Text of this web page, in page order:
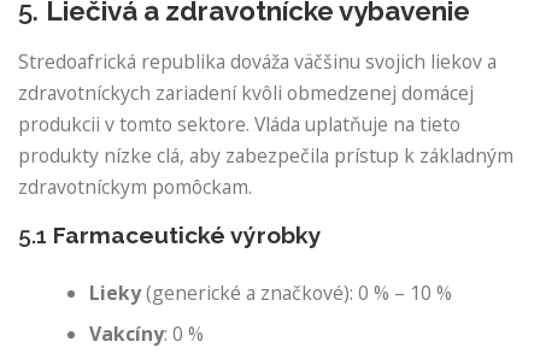
5. Liečivá a zdravotnícke vybavenie
Stredoafrická republika dováža väčšinu svojich liekov a
zdravotníckych zariadení kvôli obmedzenej domácej
produkcii v tomto sektore. Vláda uplatňuje na tieto
produkty nízke clá, aby zabezpečila prístup k základným
zdravotníckym pomôckam.
5.1 Farmaceutické výrobky
Lieky(generické a značkové): 0 % – 10 %
Vakcíny: 0 %